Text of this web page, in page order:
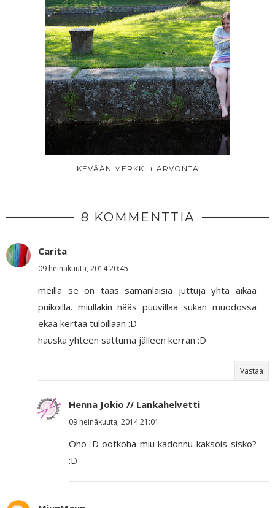
KEVÄÄN MERKKI + ARVONTA
8 KOMMENTTIA
Carita
09 heinäkuuta, 2014 20:45
meillä se on taas samanlaisia juttuja yhtä aikaa
puikoilla. miullakin nääs puuvillaa sukan muodossa
ekaa kertaa tuloillaan :D
hauska yhteen sattuma jälleen kerran :D
Vastaa
Henna Jokio // Lankahelvetti
09 heinäkuuta, 2014 21:01
Oho :D ootkoha miu kadonnu kaksois-sisko?
:D